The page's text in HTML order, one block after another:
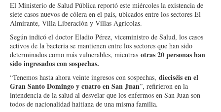
El Ministerio de Salud Pública reportó este miércoles la existencia de
siete casos nuevos de cólera en el país, ubicados entre los sectores El
Almirante, Villa Liberación y Villas Agrícolas.
Según indicó el doctor Eladio Pérez, viceministro de Salud, los casos
activos de la bacteria se mantienen entre los sectores que han sido
determinados como más vulnerables, mientras otras 20 personas han
sido ingresados con sospechas.
“Tenemos hasta ahora veinte ingresos con sospechas, dieciséis en el
Gran Santo Domingo y cuatro en San Juan”, refirieron en la
intendencia de la salud al desvelar que los enfermos en San Juan son
todos de nacionalidad haitiana de una misma familia.